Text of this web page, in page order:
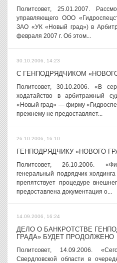
Политсовет, 25.01.2007.
управляющего ООО
ЗАО «УК «Новый град») в
февраля 2007 г. Об этом...
30.10.2006, 14:23
С ГЕНПОДРЯДЧИКОМ
Политсовет, 30.10.2006. «В
ходатайство в арбитражный
«Новый град» — фирму
прежнему не предоставляет...
26.10.2006, 16:10
ГЕНПОДРЯДЧИКУ «НОВОГО
Политсовет, 26.10.2006.
генеральный подрядчик
препятствует процедуре
предоставлена документация о...
14.09.2006, 16:24
ДЕЛО О БАНКРОТСТВЕ
ГРАДА» БУДЕТ ПРОДОЛЖЕНО
Политсовет, 14.09.2006.
Свердловской области в